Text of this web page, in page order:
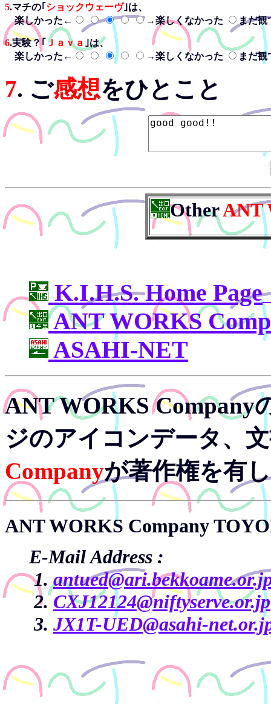
5.マチの｢ ショックウェーヴ｣は、
楽しかった←
→楽しくなかった まだ観
6.実験？｢ Ｊａｖａ ｣は、
楽しかった←
→楽しくなかった まだ観
7. ご感想をひとこと
OtherANT
K.I.H.S. Home Page
ANT WORKS
ASAHI-NET
ANT WORKS Company
ジのアイコンデータ、
Companyが著作権を有
ANT WORKS Company
E-Mail Address :
CXJ12124@niftyserve.or.jp
JX1T-UED@asahi-